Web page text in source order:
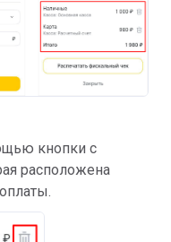
кнопки с
расположена